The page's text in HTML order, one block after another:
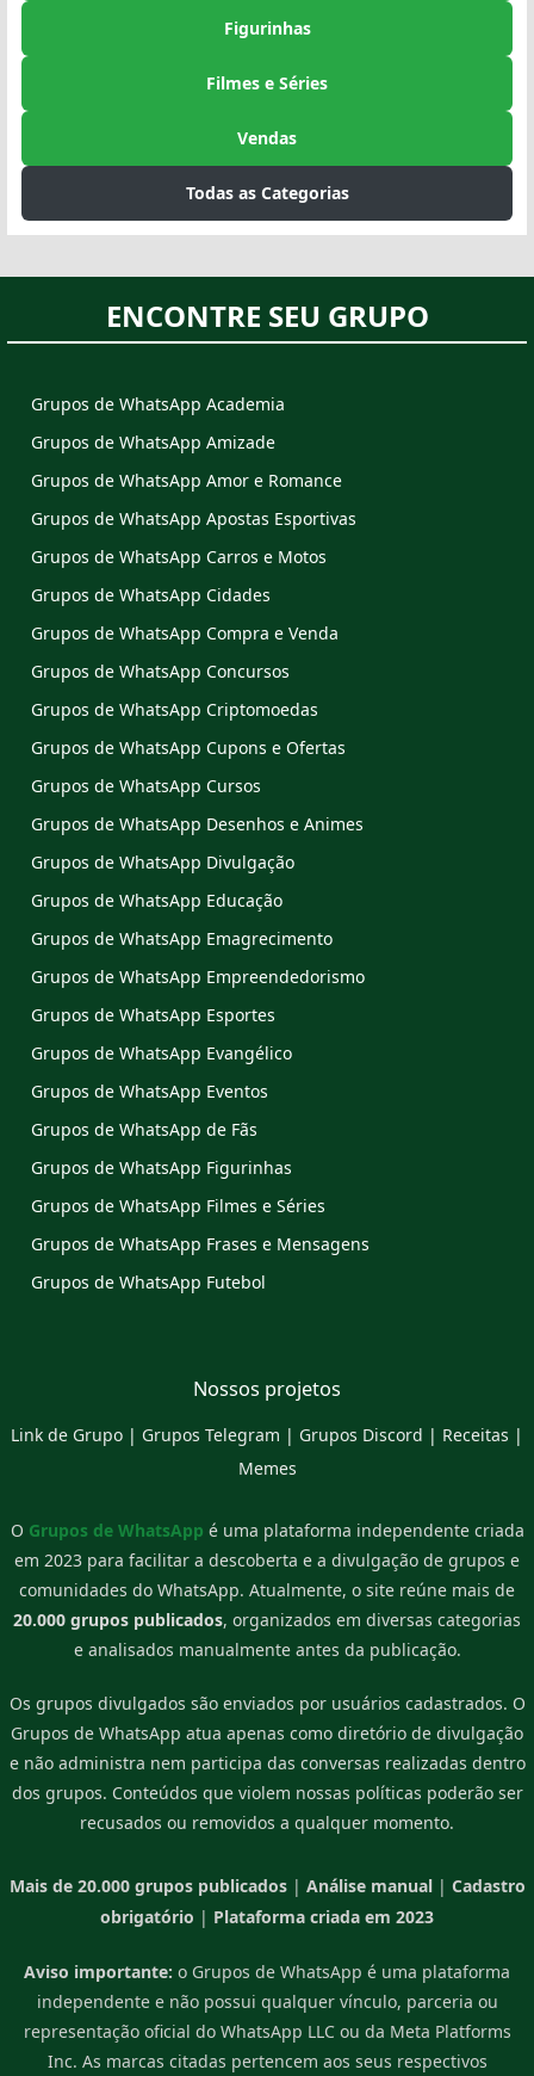
Figurinhas
Filmes e Séries
Vendas
Todas as Categorias
ENCONTRE SEU GRUPO
Grupos de WhatsApp Academia
Grupos de WhatsApp Amizade
Grupos de WhatsApp Amor e Romance
Grupos de WhatsApp Apostas Esportivas
Grupos de WhatsApp Carros e Motos
Grupos de WhatsApp Cidades
Grupos de WhatsApp Compra e Venda
Grupos de WhatsApp Concursos
Grupos de WhatsApp Criptomoedas
Grupos de WhatsApp Cupons e Ofertas
Grupos de WhatsApp Cursos
Grupos de WhatsApp Desenhos e Animes
Grupos de WhatsApp Divulgação
Grupos de WhatsApp Educação
Grupos de WhatsApp Emagrecimento
Grupos de WhatsApp Empreendedorismo
Grupos de WhatsApp Esportes
Grupos de WhatsApp Evangélico
Grupos de WhatsApp Eventos
Grupos de WhatsApp de Fãs
Grupos de WhatsApp Figurinhas
Grupos de WhatsApp Filmes e Séries
Grupos de WhatsApp Frases e Mensagens
Grupos de WhatsApp Futebol
Nossos projetos
Link de Grupo | Grupos Telegram | Grupos Discord | Receitas |
Memes
O Grupos de WhatsApp é uma plataforma independente criada
em 2023 para facilitar a descoberta e a divulgação de grupos e
comunidades do WhatsApp. Atualmente, o site reúne mais de
20.000 grupos publicados, organizados em diversas categorias
e analisados manualmente antes da publicação.
Os grupos divulgados são enviados por usuários cadastrados. O
Grupos de WhatsApp atua apenas como diretório de divulgação
e não administra nem participa das conversas realizadas dentro
dos grupos. Conteúdos que violem nossas políticas poderão ser
recusados ou removidos a qualquer momento.
Mais de 20.000 grupos publicados| Análise manual| Cadastro
obrigatório | Plataforma criada em 2023
Aviso importante: o Grupos de WhatsApp é uma plataforma
independente e não possui qualquer vínculo, parceria ou
representação oficial do WhatsApp LLC ou da Meta Platforms
Inc. As marcas citadas pertencem aos seus respectivos